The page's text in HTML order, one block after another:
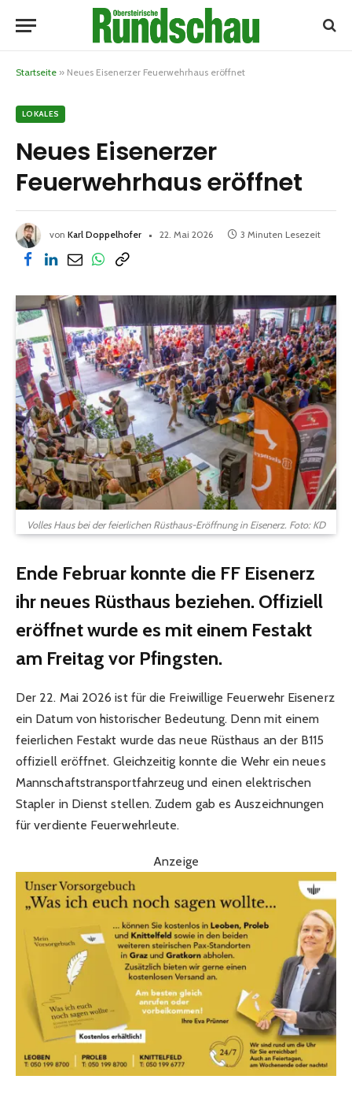
Startseite » Neues Eisenerzer Feuerwehrhaus eröffnet
LOKALES
Neues Eisenerzer
Feuerwehrhaus eröffnet
von Karl Doppelhofer 22. Mai 2026 3 Minuten Lesezeit
Volles Haus bei der feierlichen Rüsthaus-Eröffnung in Eisenerz. Foto: KD
Ende Februar konnte die FF Eisenerz
ihr neues Rüsthaus beziehen. Offiziell
eröffnet wurde es mit einem Festakt
am Freitag vor Pfingsten.
Der 22. Mai 2026 ist für die Freiwillige Feuerwehr Eisenerz
ein Datum von historischer Bedeutung. Denn mit einem
feierlichen Festakt wurde das neue Rüsthaus an der B115
offiziell eröffnet. Gleichzeitig konnte die Wehr ein neues
Mannschaftstransportfahrzeug und einen elektrischen
Stapler in Dienst stellen. Zudem gab es Auszeichnungen
für verdiente Feuerwehrleute.
Anzeige